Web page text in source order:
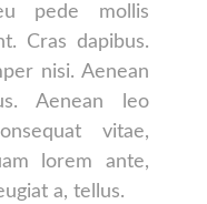
pede mollis
Cras dapibus.
nisi. Aenean
Aenean leo
vitae,
lorem ante,
a, tellus.